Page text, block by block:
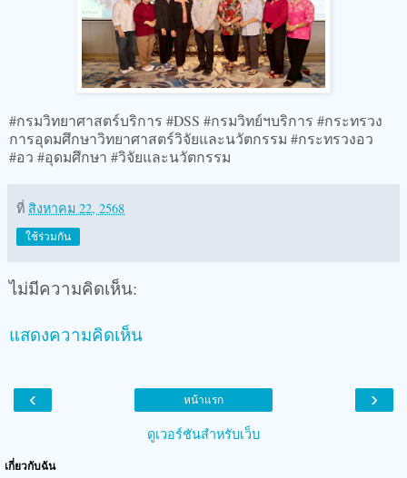
#กรมวิทยาศาสตร์บริการ #DSS #กรมวิทย์ฯบริการ #กระทรวง
การอุดมศึกษาวิทยาศาสตร์วิจัยและนวัตกรรม #กระทรวงอว
#อว #อุดมศึกษา #วิจัยและนวัตกรรม
ที่ สิงหาคม 22, 2568
ใช้ร่วมกัน
ไม่มีความคิดเห็น:
แสดงความคิดเห็น
‹ ›
หน้าแรก
ดูเวอร์ชันสำหรับเว็บ
เกี่ยวกับฉัน